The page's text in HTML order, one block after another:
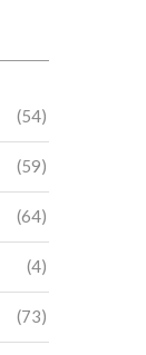
(54)
(59)
(64)
(4)
(73)